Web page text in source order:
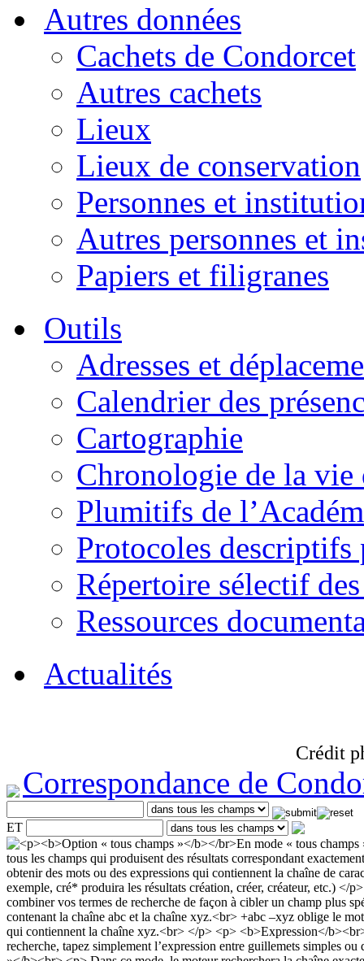
Autres données
Cachets de Condorcet
Autres cachets
Lieux
Lieux de conservation
Personnes et
Autres personnes et
Papiers et filigranes
Outils
Adresses et
Calendrier des
Cartographie
Chronologie de la vie
Plumitifs de
Protocoles descriptifs
Répertoire sélectif
Ressources
Actualités
Crédit
Correspondance de
ET